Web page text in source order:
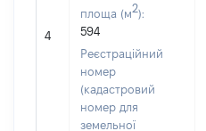
4
площа (м2):
594
Реєстраційний
номер
(кадастровий
номер для
земельної